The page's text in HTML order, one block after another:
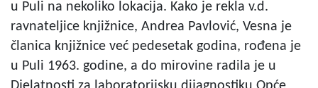
u Puli na nekoliko lokacija. Kako je rekla v.d.
ravnateljice knjižnice, Andrea Pavlović, Vesna je
članica knjižnice već pedesetak godina, rođena je
u Puli 1963. godine, a do mirovine radila je u